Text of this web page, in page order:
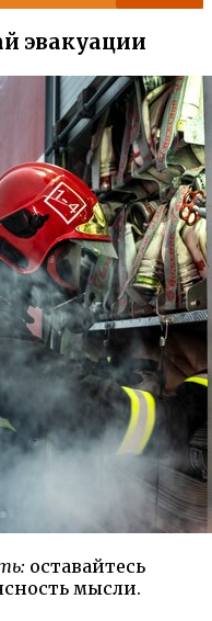
эвакуации
оставайтесь
мысли.